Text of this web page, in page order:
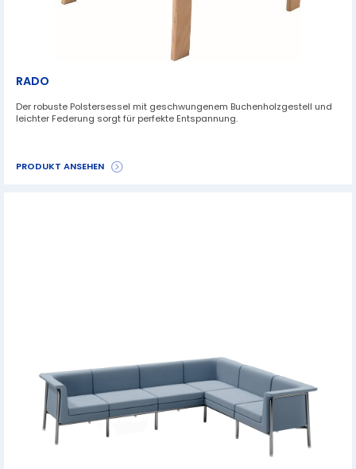
RADO
Der robuste Polstersessel mit geschwungenem Buchenholzgestell und
leichter Federung sorgt für perfekte Entspannung.
PRODUKT ANSEHEN